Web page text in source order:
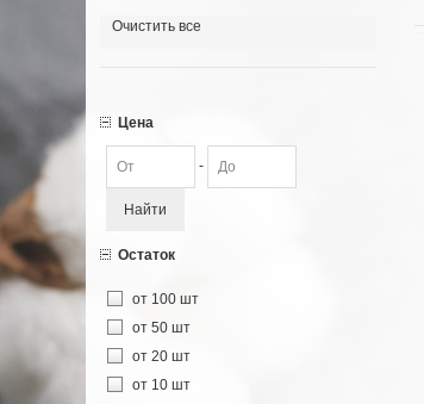
Очистить все
Цена
-
Найти
Остаток
от 100 шт
от 50 шт
от 20 шт
от 10 шт